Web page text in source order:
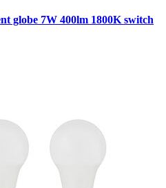
globe 7W 400lm 1800K switch